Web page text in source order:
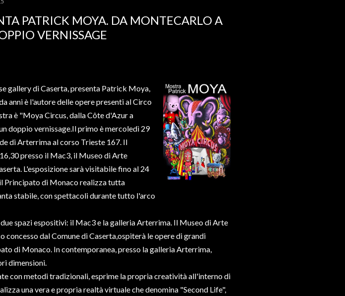
PATRICK MOYA. DA MONTECARLO A
VERNISSAGE
gallery di Caserta, presenta Patrick Moya,
anni è l'autore delle opere presenti al Circo
è "Moya Circus, dalla Côte d'Azur a
doppio vernissage.Il primo è mercoledì 29
di Arterrima al corso Trieste 167. Il
presso il Mac3, il Museo di Arte
L'esposizione sarà visitabile fino al 24
Principato di Monaco realizza tutta
stabile, con spettacoli durante tutto l'arco
spazi espositivi: il Mac3 e la galleria Arterrima. Il Museo di Arte
concesso dal Comune di Caserta,ospiterà le opere di grandi
di Monaco. In contemporanea, presso la galleria Arterrima,
dimensioni.
con metodi tradizionali, esprime la propria creatività all'interno di
una vera e propria realtà virtuale che denomina "Second Life",